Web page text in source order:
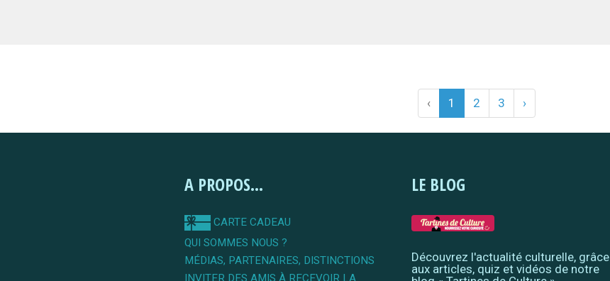
‹ 1 2 3 ›
A PROPOS...
CARTE CADEAU
QUI SOMMES NOUS ?
MÉDIAS, PARTENAIRES, DISTINCTIONS
INVITER DES AMIS À RECEVOIR LA
LE BLOG
Découvrez l'actualité culturelle, grâce
aux articles, quiz et vidéos de notre